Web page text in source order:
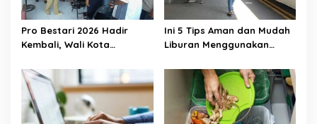
Pro Bestari 2026 Hadir
Kembali, Wali Kota
Berprestasi Raih
Pendidikan Tinggi
Ini 5 Tips Aman dan Mudah
Liburan Menggunakan